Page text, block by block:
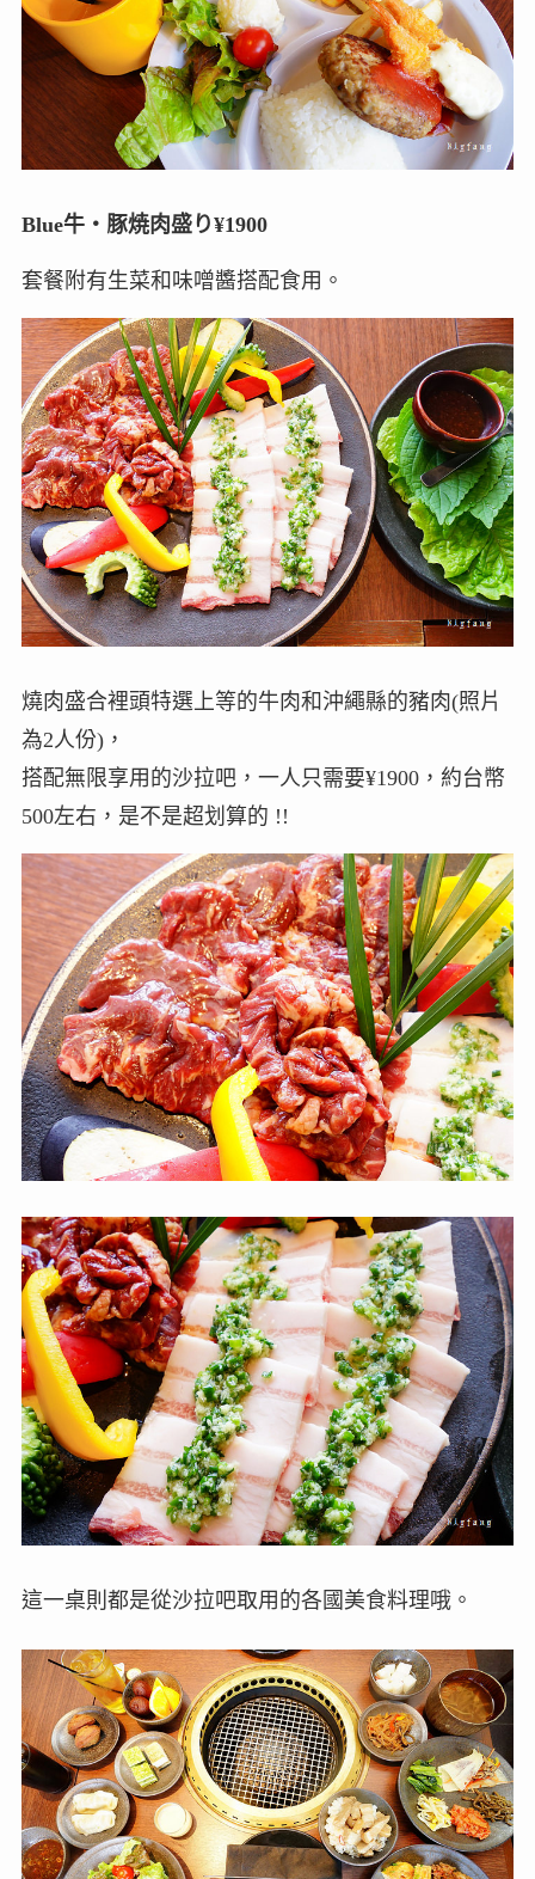
Blue牛・豚焼肉盛り¥1900
套餐附有生菜和味噌醬搭配食用。
燒肉盛合裡頭特選上等的牛肉和沖繩縣的豬肉(照片
為2人份)，
搭配無限享用的沙拉吧，一人只需要¥1900，約台幣
500左右，是不是超划算的 !!
這一桌則都是從沙拉吧取用的各國美食料理哦。